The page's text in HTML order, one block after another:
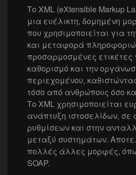
Το XML (eXtensible Markup
μια ευέλικτη, δομημένη
που χρησιμοποιείται για
και μεταφορά
προσαρμοσμένες ετικέτες
καθορισμό και την
περιεχομένου,
τόσο από ανθρώπους όσο
Το XML χρησιμοποιείται
ανάπτυξη ιστοσελίδων, σε
ρυθμίσεων και στην
μεταξύ συστημάτων.
πολλές άλλες μορφές,
SOAP.